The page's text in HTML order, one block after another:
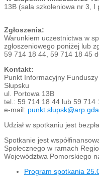
13B (sala szkoleniowa nr 3, I
Zgłoszenia:
Warunkiem uczestnictwa w
zgłoszeniowego poniżej lub
59 714 18 44, 59 714 18 45
Kontakt:
Punkt Informacyjny
Słupsku
ul. Portowa 13B
tel.: 59 714 18 44 lub 59 714
e-mail:
Udział w spotkaniu jest
Spotkanie jest
Społecznego w ramach
Województwa Pomorskiego
Program spotkania